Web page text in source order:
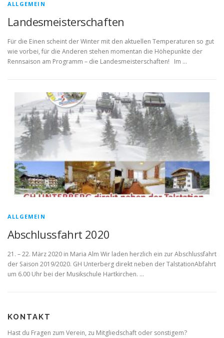
ALLGEMEIN
Landesmeisterschaften
Für die Einen scheint der Winter mit den aktuellen Temperaturen so gut
wie vorbei, für die Anderen stehen momentan die Höhepunkte der
Rennsaison am Programm – die Landesmeisterschaften! Im …
ALLGEMEIN
Abschlussfahrt 2020
21. – 22. März 2020 in Maria Alm Wir laden herzlich ein zur Abschlussfahrt
der Saison 2019/2020. GH Unterberg direkt neben der TalstationAbfahrt
um 6.00 Uhr bei der Musikschule Hartkirchen. …
KONTAKT
Hast du Fragen zum Verein, zu Mitgliedschaft oder sonstigem?